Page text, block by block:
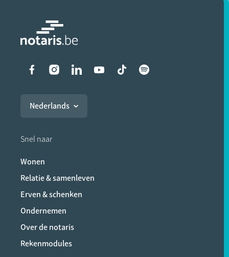
Liens vers les réseaux
Nederlands
Snel naar
Wonen
Relatie & samenleven
Erven & schenken
Ondernemen
Over de notaris
Rekenmodules